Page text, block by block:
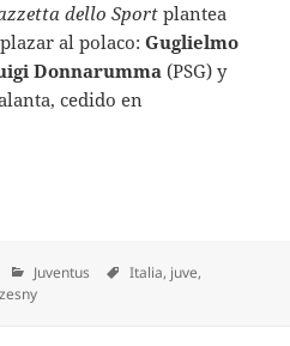
dello Sport plantea
al polaco:Guglielmo
Donnarumma (PSG) y
cedido en
Categorías
Juventus Etiquetas
Italia, juve,